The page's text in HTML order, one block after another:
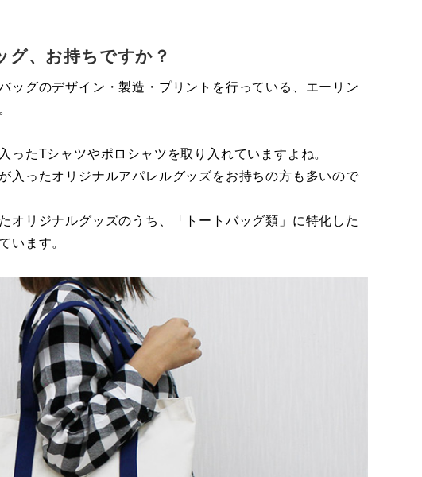
グ、お持ちですか？
ッグのデザイン・製造・プリントを行っている、エーリン
ったTシャツやポロシャツを取り入れていますよね。
入ったオリジナルアパレルグッズをお持ちの方も多いので
オリジナルグッズのうち、「トートバッグ類」に特化した
います。